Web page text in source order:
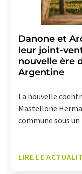
Danone et
leur joint-
nouvelle ère
Argentine
La nouvelle
Mastellone
commune sous
LIRE LE